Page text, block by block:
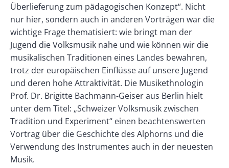
Überlieferung zum pädagogischen Konzept“. Nicht
nur hier, sondern auch in anderen Vorträgen war die
wichtige Frage thematisiert: wie bringt man der
Jugend die Volksmusik nahe und wie können wir die
musikalischen Traditionen eines Landes bewahren,
trotz der europäischen Einflüsse auf unsere Jugend
und deren hohe Attraktivität. Die Musikethnologin
Prof. Dr. Brigitte Bachmann-Geiser aus Berlin hielt
unter dem Titel: „Schweizer Volksmusik zwischen
Tradition und Experiment“ einen beachtenswerten
Vortrag über die Geschichte des Alphorns und die
Verwendung des Instrumentes auch in der neuesten
Musik.